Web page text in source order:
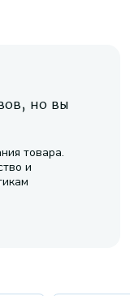
но вы
товара.
и